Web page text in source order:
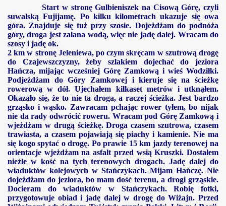
Start w stronę Gulbieniszek na Cisową Górę, czyli
suwalską Fujijamę. Po kilku kilometrach ukazuje się owa
góra. Znajduje się tuż przy szosie. Dojeżdżam do podnóża
góry, droga jest zalana wodą, więc nie jadę dalej. Wracam do
szosy i jadę ok.
2 km w stronę Jeleniewa, po czym skręcam w szutrową drogę
do Czajewszczyzny, żeby szlakiem dojechać do jeziora
Hańcza, mijając wcześniej Górę Zamkową i wieś Wodziłki.
Podjeżdżam do Góry Zamkowej i kieruje się na ścieżkę
rowerową w dół. Ujechałem kilkaset metrów i utknąłem.
Okazało się, że to nie ta droga, a raczej ścieżka. Jest bardzo
grząsko i wąsko. Zawracam pchając rower tyłem, bo nijak
nie da rady odwrócić roweru. Wracam pod Górę Zamkową i
wjeżdżam w drugą ścieżkę. Droga czasem szutrowa, czasem
trawiasta, a czasem pojawiają się piachy i kamienie. Nie ma
się kogo spytać o drogę. Po prawie 15 km jazdy terenowej na
orientacje wjeżdżam na asfalt przed wsią Kruszki. Dostałem
nieźle w kość na tych terenowych drogach. Jadę dalej do
wiaduktów kolejowych w Stańczykach. Mijam Hańczę. Nie
dojeżdżam do jeziora, bo mam dość terenu, a drogi grząskie.
Docieram do wiaduktów w Stańczykach. Robię fotki,
przygotowuje obiad i jadę dalej w drogę do Wiżajn. Przed